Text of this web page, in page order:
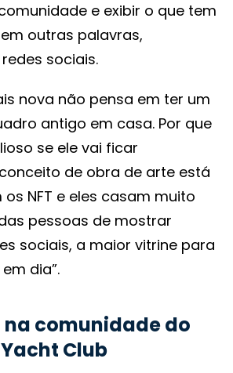
e exibir o que tem
outras palavras,
sociais.
nova não pensa em ter um
antigo em casa. Por que
se ele vai ficar
de obra de arte está
NFT e eles casam muito
pessoas de mostrar
sociais, a maior vitrine para
dia”.
comunidade do
Club